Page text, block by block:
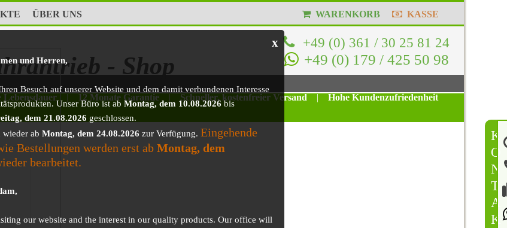
K
O
N
T
A
K
ÜBER UNS
WARENKORB KASSE
+49 (0) 361 / 30 25 81 24
+49 (0) 179 / 425 50 98
- Shop
x
und Herren,
Besuch auf unserer Website und dem damit verbundenen Interesse
Unser Büro ist ab Montag, dem 10.08.2026bis
dem 21.08.2026 geschlossen.
wieder ab Montag, dem 24.08.2026 zur Verfügung. Eingehende
Bestellungen werden erst ab Montag, dem
bearbeitet.
our website and the interest in our quality products. Our office will
Lebensdauer | 12 Monate Garantie | Schneller, kostenfreier Versand |
Hohe Kundenzufriedenheit